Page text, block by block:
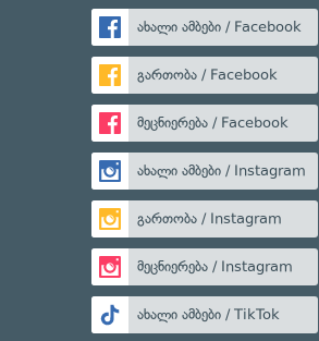
ახალი ამბები / Facebook
გართობა / Facebook
მეცნიერება / Facebook
ახალი ამბები / Instagram
გართობა / Instagram
მეცნიერება / Instagram
ახალი ამბები / TikTok